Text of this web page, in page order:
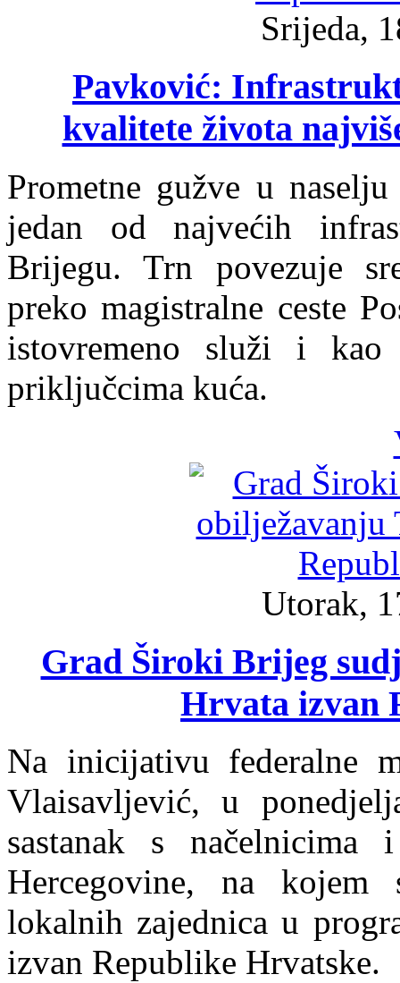
Srijeda,
Pavković:
kvalitete života
Prometne gužve u
jedan od najvećih
Brijegu. Trn povezuje
preko magistralne ceste
istovremeno služi i
priključcima kuća.
Utorak,
Grad Široki Brijeg
Hrvata izvan
Na inicijativu federalne
Vlaisavljević, u
sastanak s
Hercegovine, na kojem
lokalnih zajednica u
izvan Republike Hrvatske.